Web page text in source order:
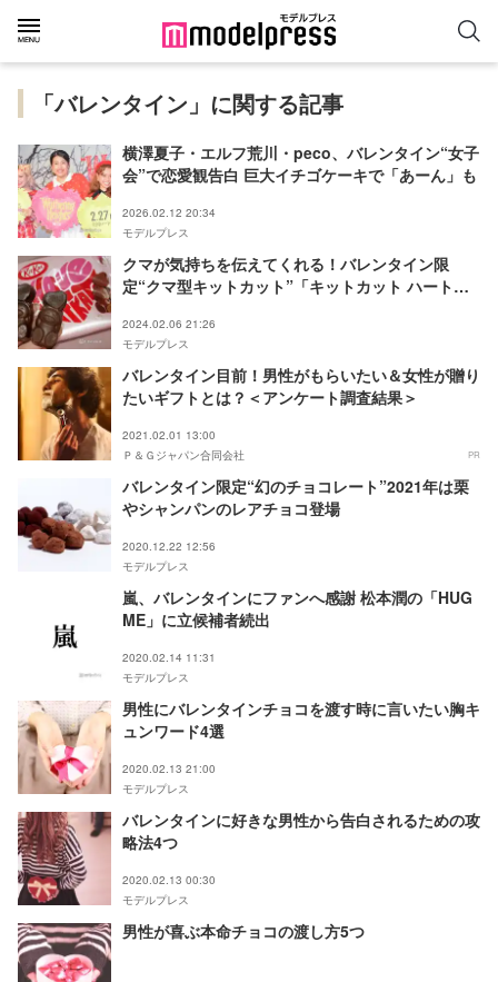
「バレンタイン」に関する記事
横澤夏子・エルフ荒川・peco、バレンタイン“女子
会”で恋愛観告白 巨大イチゴケーキで「あーん」も
2026.02.12 20:34
モデルプレス
クマが気持ちを伝えてくれる！バレンタイン限
定“クマ型キットカット”「キットカット ハートフ
2024.02.06 21:26
モデルプレス
バレンタイン目前！男性がもらいたい＆女性が贈り
たいギフトとは？＜アンケート調査結果＞
2021.02.01 13:00
Ｐ＆Ｇジャパン合同会社
PR
バレンタイン限定“幻のチョコレート”2021年は栗
やシャンパンのレアチョコ登場
2020.12.22 12:56
モデルプレス
嵐、バレンタインにファンへ感謝 松本潤の「HUG
ME」に立候補者続出
2020.02.14 11:31
モデルプレス
男性にバレンタインチョコを渡す時に言いたい胸キ
ュンワード4選
2020.02.13 21:00
モデルプレス
バレンタインに好きな男性から告白されるための攻
略法4つ
2020.02.13 00:30
モデルプレス
男性が喜ぶ本命チョコの渡し方5つ